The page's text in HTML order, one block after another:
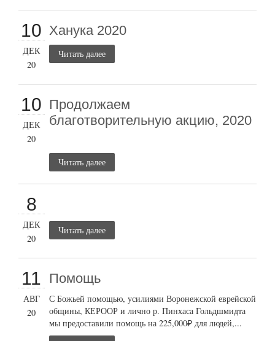
10
ДЕК
20
Ханука 2020
Читать далее
10
ДЕК
20
Продолжаем
благотворительную акцию, 2020
Читать далее
8
ДЕК
20
Читать далее
11
АВГ
20
Помощь
С Божьей помощью, усилиями Воронежской еврейской
общины, КЕРООР и лично р. Пинхаса Гольдшмидта
мы предоставили помощь на 225,000₽ для людей,...